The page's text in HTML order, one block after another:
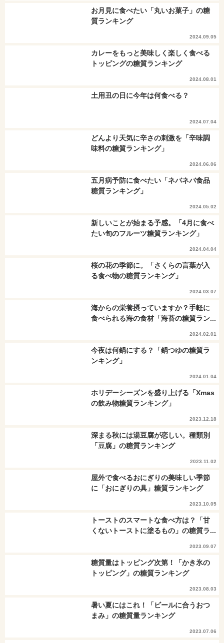
お月見に食べたい「丸いお菓子」の糖
質ランキング
2024.09.05
カレーをもっと美味しく楽しく食べる
トッピングの糖質ランキング
2024.08.01
土用丑の日に今年は何食べる？
2024.07.04
どんより天気に辛さの刺激を「辛味調
味料の糖質ランキング」
2024.06.06
五月病予防に食べたい「ネバネバ食品
糖質ランキング」
2024.05.02
新しいことが始まる予感。「4月に食べ
たい旬のフルーツ糖質ランキング」
2024.04.04
桜の花の季節に。「さくらの言葉が入
る食べ物の糖質ランキング」
2024.03.07
海からの栄養摂っていますか？手軽に
食べられる海の食材「海苔の糖質ラン...
2024.02.01
今夜は何鍋にする？「鍋つゆの糖質ラ
ンキング」
2024.01.04
ホリデーシーズンを盛り上げる「Xmas
の飲み物糖質ランキング」
2023.12.18
深まる秋には湯豆腐が恋しい。種類別
「豆腐」の糖質ランキング
2023.11.02
屋外で食べるおにぎりの美味しい季節
に「おにぎりの具」糖質ランキング
2023.10.05
トーストのスマートな食べ方は？「甘
くないトーストに塗るもの」の糖質ラ...
2023.09.07
糖質量はトッピング次第！「かき氷の
トッピング」の糖質ランキング
2023.08.03
暑い夏にはこれ！「ビールに合うおつ
まみ」の糖質量ランキング
2023.07.06